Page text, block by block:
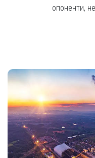
опоненти,